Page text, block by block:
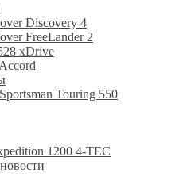
Discovery 4
FreeLander 2
xDrive
Touring 550
1200 4-TEC